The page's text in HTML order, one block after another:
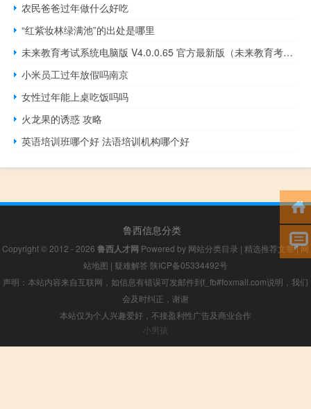
农民爸爸过年做什么好吃
“红紫妆林绿满池”的出处是哪里
未来教育考试系统电脑版 V4.0.0.65 官方最新版（未来教育考试系统电脑版 V4.0.0.65 官方最新版功能简介）
小米员工过年放假吗南京
女性过年能上桌吃饭吗吗
火龙果的诱惑 攻略
英语培训班哪个好 法语培训机构哪个好
鲁西信息分类
Copyright © 2012 - 2026 鲁西人才网 Powered by 网站分类目录 | 精选推荐文章|网
站地图 | 疑难解答 陕ICP备05334492号
声明：本站内容来自互联网，如信息有错误可发邮件到f_fb#foxmail.com说明，我们
会及时纠正，谢谢
本站仅为个人兴趣爱好，不接盈利性广告及商业合作
小男孩